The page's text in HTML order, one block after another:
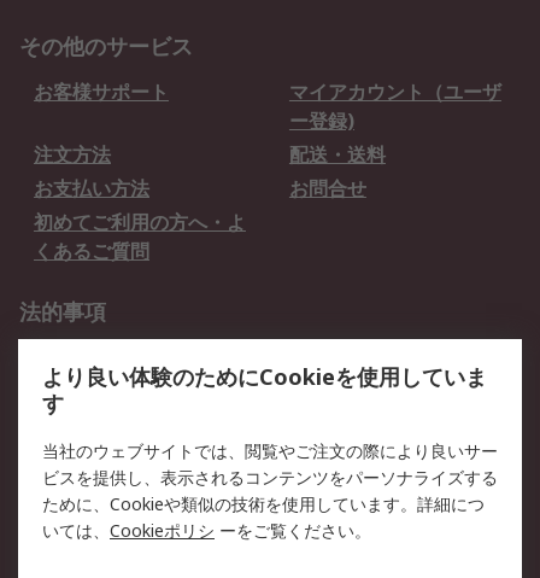
その他のサービス
お客様サポート
マイアカウント（ユーザ
ー登録)
注文方法
配送・送料
お支払い方法
お問合せ
初めてご利用の方へ・よ
くあるご質問
法的事項
クッキーポリシー
RSについて
会社概要
採用情報
プレスリリース＆お知ら
コーポレートサイト
より良い体験のためにCookieを使用していま
す
当社のウェブサイトでは、閲覧やご注文の際により良いサー
ビスを提供し、表示されるコンテンツをパーソナライズする
ために、Cookieや類似の技術を使用しています。詳細につ
いては、 Cookieポリシ ーをご覧ください。